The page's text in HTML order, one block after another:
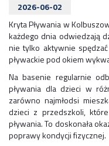
2026-06-02
Kryta Pływania w
każdego dnia odwiedzają
nie tylko aktywnie
pływackie pod okiem
Na basenie regularnie
pływania dla dzieci w
zarówno najmłodsi
dzieci z przedszkoli,
pływania. To doskonała
poprawy kondycji fizycznej.